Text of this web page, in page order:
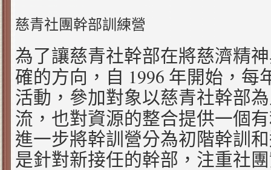
慈青社團幹部訓練營
為了讓慈青社幹部在將慈濟精
確的方向，自 1996 年開始，每
活動，參加對象以慈青社幹部
流，也對資源的整合提供一個
進一步將幹訓營分為初階幹訓
是針對新接任的幹部，注重社